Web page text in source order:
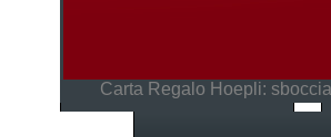
Carta Regalo Hoepli: